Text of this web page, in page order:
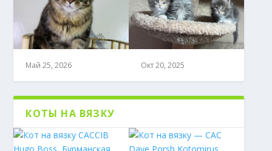
Май 25, 2026 Окт 20, 2025
КОТЫ НА ВЯЗКУ